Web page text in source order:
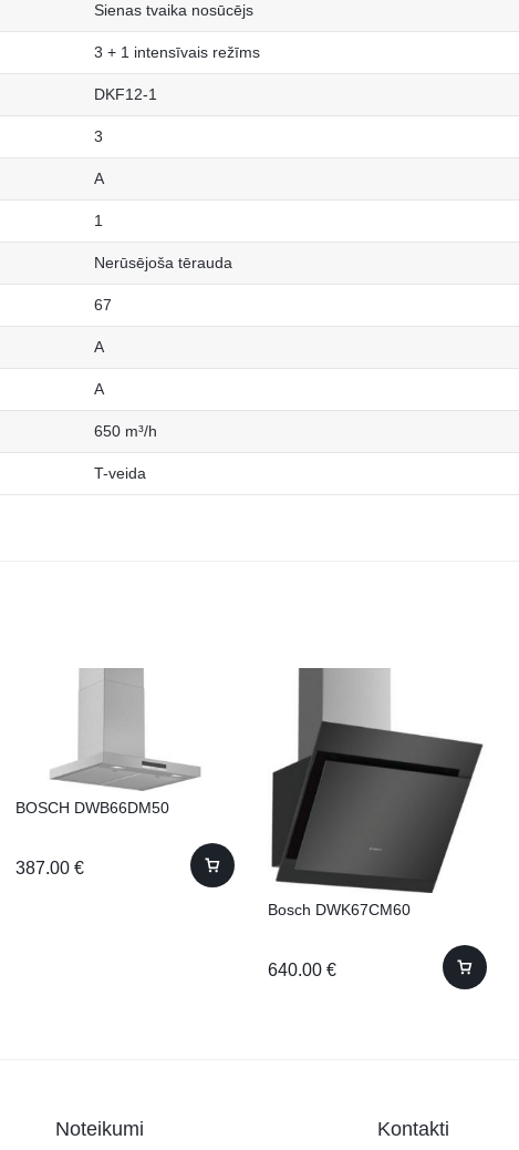
Sienas tvaika nosūcējs
3 + 1 intensīvais režīms
DKF12-1
3
A
1
Nerūsējoša tērauda
67
A
A
650 m³/h
T-veida
BOSCH DWB66DM50
387.00 €
Bosch DWK67CM60
640.00 €
Noteikumi Kontakti